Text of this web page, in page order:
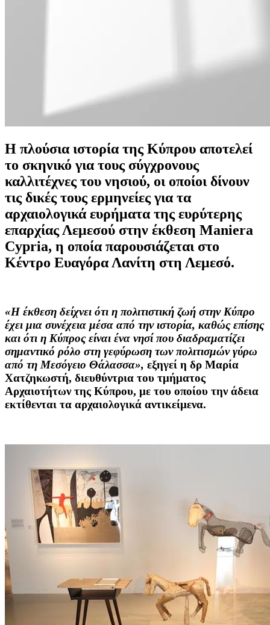
Η πλούσια ιστορία της Κύπρου αποτελεί
το σκηνικό για τους σύγχρονους
καλλιτέχνες του νησιού, οι οποίοι δίνουν
τις δικές τους ερμηνείες για τα
αρχαιολογικά ευρήματα της ευρύτερης
επαρχίας Λεμεσού στην έκθεση Maniera
Cypria, η οποία παρουσιάζεται στο
Κέντρο Ευαγόρα Λανίτη στη Λεμεσό.
«Η έκθεση δείχνει ότι η πολιτιστική ζωή στην Κύπρο
έχει μια συνέχεια μέσα από την ιστορία, καθώς επίσης
και ότι η Κύπρος είναι ένα νησί που διαδραματίζει
σημαντικό ρόλο στη γεφύρωση των πολιτισμών γύρω
από τη Μεσόγειο Θάλασσα», εξηγεί η δρ Μαρία
Χατζηκωστή, διευθύντρια του τμήματος
Αρχαιοτήτων της Κύπρου, με του οποίου την άδεια
εκτίθενται τα αρχαιολογικά αντικείμενα.